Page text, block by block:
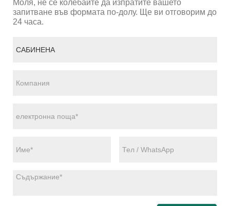
Моля, не се колебайте да изпратите вашето
запитване във формата по-долу. Ще ви отговорим до
24 часа.